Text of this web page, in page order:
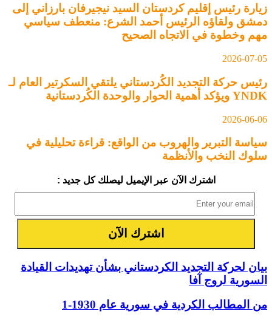
زيارة رئيس إقليم كردستان السيد نيجيرفان بارزاني إلى
دمشق ولقاؤه الرئيس أحمد الشرع: منعطف سياسي
مهم وخطوة في الاتجاه الصحيح
2026-07-05
رئيس حركة التجديد الكُردستاني يلتقي السكرتير العام لـ
YNDK ويؤكد أهمية الحوار والوحدة الكُردستانية
2026-06-06
سياسة التبرير والهروب من الواقع: قراءة تحليلية في
سلوك النخب والأنظمة
اشترك الآن عبر الإيميل ليصلك كل جديد :
بيان لحركة التجديد الكردستاني بشأن تهديدات القيادة
السورية لروج آفا
من المطالب الكردية في سورية عام 1930-1